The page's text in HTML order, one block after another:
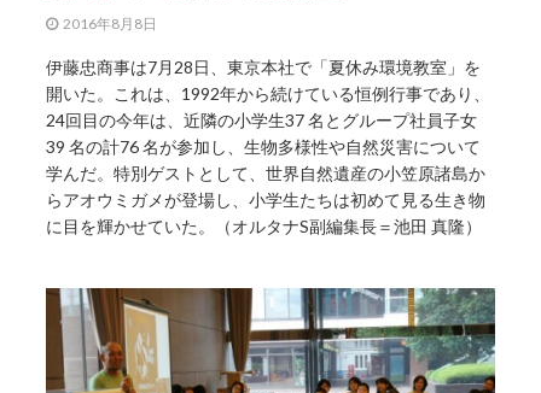
2016年8月8日
伊藤忠商事は7月28日、東京本社で「夏休み環境教室」を
開いた。これは、1992年から続けている恒例行事であり、
24回目の今年は、近隣の小学生37 名とグループ社員子女
39 名の計76 名が参加し、生物多様性や自然災害について
学んだ。特別ゲストとして、世界自然遺産の小笠原諸島か
らアオウミガメが登場し、小学生たちは初めて見る生き物
に目を輝かせていた。（オルタナS副編集長＝池田 真隆）